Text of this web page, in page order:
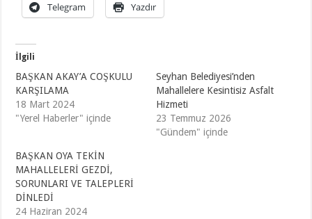
Telegram Yazdır
İlgili
BAŞKAN AKAY’A COŞKULU
KARŞILAMA
18 Mart 2024
"Yerel Haberler" içinde
Seyhan Belediyesi’nden
Mahallelere Kesintisiz Asfalt
Hizmeti
23 Temmuz 2026
"Gündem" içinde
BAŞKAN OYA TEKİN
MAHALLELERİ GEZDİ,
SORUNLARI VE TALEPLERİ
DİNLEDİ
24 Haziran 2024